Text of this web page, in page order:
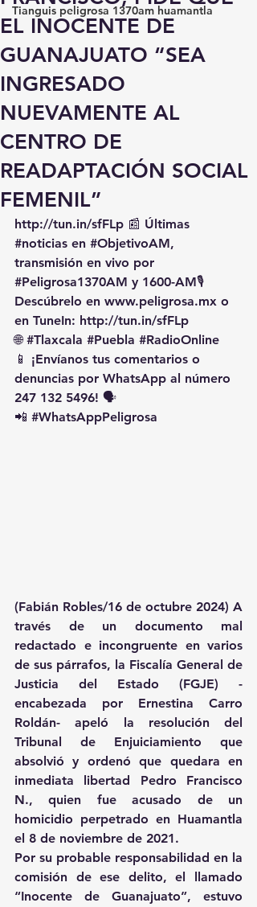
Tianguis peligrosa 1370am huamantla
EL INOCENTE DE
GUANAJUATO “SEA
INGRESADO
NUEVAMENTE AL
CENTRO DE
READAPTACIÓN SOCIAL
FEMENIL”
http://tun.in/sfFLp 📰 Últimas
#noticias en #ObjetivoAM,
transmisión en vivo por
#Peligrosa1370AM y 1600-AM🎙️
Descúbrelo en www.peligrosa.mx o
en TuneIn: http://tun.in/sfFLp
🌐 #Tlaxcala #Puebla #RadioOnline
📱 ¡Envíanos tus comentarios o
denuncias por WhatsApp al número
247 132 5496! 🗣️
📲 #WhatsAppPeligrosa
(Fabián Robles/16 de octubre 2024) A
través de un documento mal
redactado e incongruente en varios
de sus párrafos, la Fiscalía General de
Justicia del Estado (FGJE) -
encabezada por Ernestina Carro
Roldán- apeló la resolución del
Tribunal de Enjuiciamiento que
absolvió y ordenó que quedara en
inmediata libertad Pedro Francisco
N., quien fue acusado de un
homicidio perpetrado en Huamantla
el 8 de noviembre de 2021.
Por su probable responsabilidad en la
comisión de ese delito, el llamado
“Inocente de Guanajuato”, estuvo